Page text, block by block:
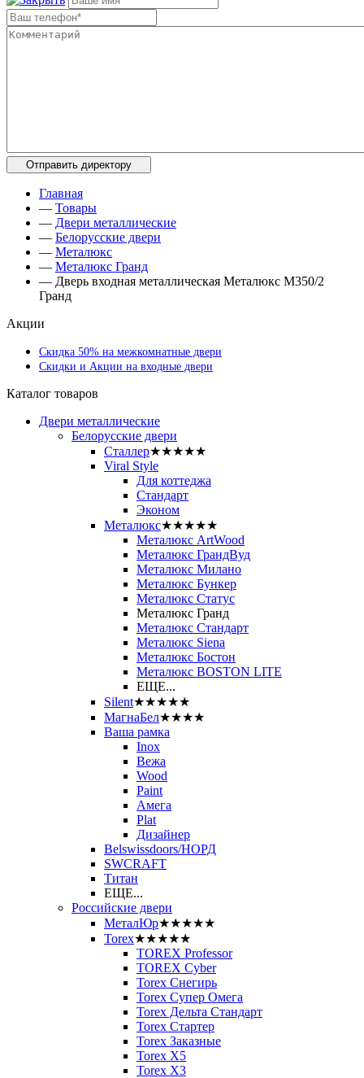
Главная
— Товары
— Двери металлические
— Белорусские двери
— Металюкс
— Металюкс Гранд
— Дверь входная металлическая Металюкс М350/2
Гранд
Акции
Скидка 50% на межкомнатные двери
Скидки и Акции на входные двери
Каталог товаров
Двери металлические
Белорусские двери
Сталлер★★★★★
Viral Style
Для коттеджа
Стандарт
Эконом
Металюкс★★★★★
Металюкс ArtWood
Металюкс ГрандВуд
Металюкс Милано
Металюкс Бункер
Металюкс Статус
Металюкс Гранд
Металюкс Стандарт
Металюкс Siena
Металюкс Бостон
Металюкс BOSTON LITE
ЕЩЕ...
Silent★★★★★
МагнаБел★★★★
Ваша рамка
Inox
Вежа
Wood
Paint
Амега
Plat
Дизайнер
Belswissdoors/НОРД
SWCRAFT
Титан
ЕЩЕ...
Российские двери
МеталЮр★★★★★
Torex★★★★★
TOREX Professor
TOREX Cyber
Torex Снегирь
Torex Супер Омега
Torex Дельта Стандарт
Torex Стартер
Torex Заказные
Torex Х5
Torex Х3